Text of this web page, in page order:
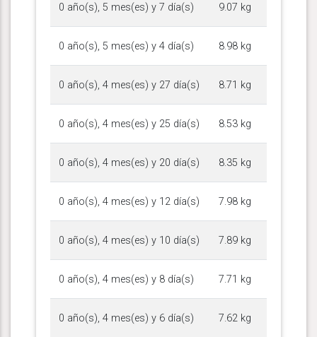
0 año(s), 5 mes(es) y 7 día(s) 9.07 kg
0 año(s), 5 mes(es) y 4 día(s) 8.98 kg
0 año(s), 4 mes(es) y 27 día(s) 8.71 kg
0 año(s), 4 mes(es) y 25 día(s) 8.53 kg
0 año(s), 4 mes(es) y 20 día(s) 8.35 kg
0 año(s), 4 mes(es) y 12 día(s) 7.98 kg
0 año(s), 4 mes(es) y 10 día(s) 7.89 kg
0 año(s), 4 mes(es) y 8 día(s) 7.71 kg
0 año(s), 4 mes(es) y 6 día(s) 7.62 kg